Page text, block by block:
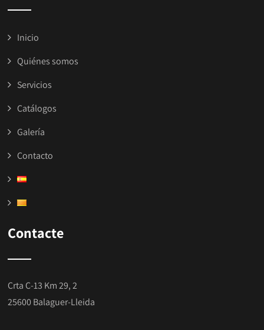
Inicio
Quiénes somos
Servicios
Catálogos
Galería
Contacto
Contacte
Crta C-13 Km 29, 2
25600 Balaguer-Lleida